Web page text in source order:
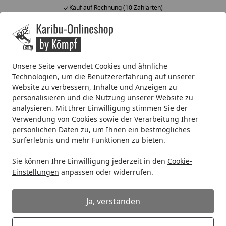
Unsere Seite verwendet Cookies und ähnliche
Technologien, um die Benutzererfahrung auf unserer
Website zu verbessern, Inhalte und Anzeigen zu
personalisieren und die Nutzung unserer Website zu
analysieren. Mit Ihrer Einwilligung stimmen Sie der
Verwendung von Cookies sowie der Verarbeitung Ihrer
persönlichen Daten zu, um Ihnen ein bestmögliches
Surferlebnis und mehr Funktionen zu bieten.
Sie können Ihre Einwilligung jederzeit in den Cookie-
Einstellungen anpassen oder widerrufen.
Ja, verstanden
Kauf auf Rechnung (10 Zahlarten)
Alle Produkte
Mein Konto
Startseite
Kinderspielgeräte Spielturm Akubi Kinderspielturm
Akubi Kinderspielturm Lotti inkl.
Doppelschaukel und Kletterwand